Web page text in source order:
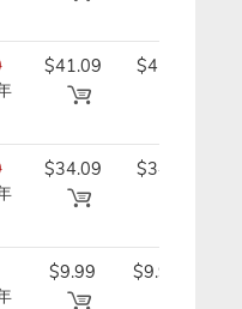
$41.09
$41.09/
$34.09
$34.09/
$9.99 $9.99/年